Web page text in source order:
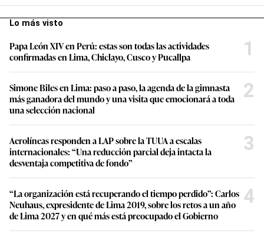
Lo más visto
Papa León XIV en Perú: estas son todas las actividades
confirmadas en Lima, Chiclayo, Cusco y Pucallpa
1
Simone Biles en Lima: paso a paso, la agenda de la gimnasta
más ganadora del mundo y una visita que emocionará a toda
una selección nacional
2
Aerolíneas responden a LAP sobre la TUUA a escalas
internacionales: “Una reducción parcial deja intacta la
desventaja competitiva de fondo”
3
“La organización está recuperando el tiempo perdido”: Carlos
Neuhaus, expresidente de Lima 2019, sobre los retos a un año
de Lima 2027 y en qué más está preocupado el Gobierno
4